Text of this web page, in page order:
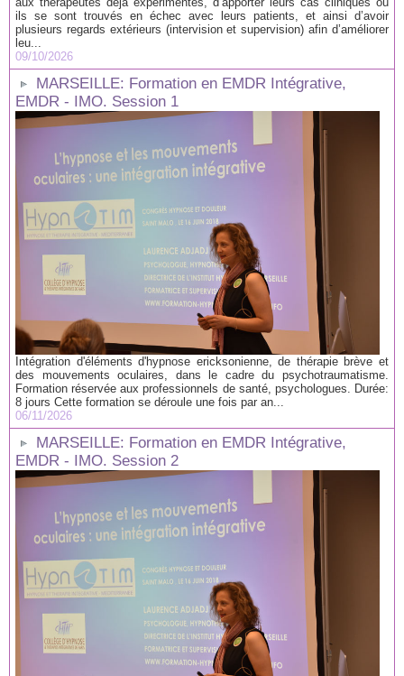
ils se sont trouvés en échec avec leurs patients, et ainsi d’avoir
plusieurs regards extérieurs (intervision et supervision) afin d’améliorer
leu...
09/10/2026
MARSEILLE: Formation en EMDR Intégrative,
EMDR - IMO. Session 1
Intégration d'éléments d'hypnose ericksonienne, de thérapie brève et
des mouvements oculaires, dans le cadre du psychotraumatisme.
Formation réservée aux professionnels de santé, psychologues. Durée:
8 jours Cette formation se déroule une fois par an...
06/11/2026
MARSEILLE: Formation en EMDR Intégrative,
EMDR - IMO. Session 2